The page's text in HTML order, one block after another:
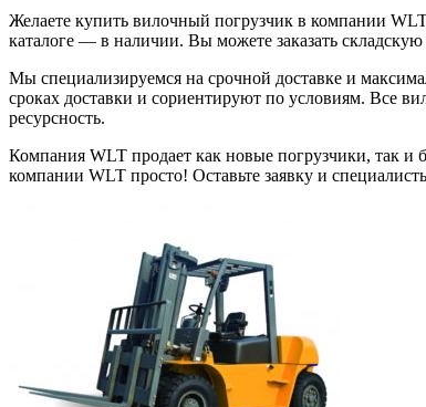
Желаете купить вилочный погрузчик в компании
каталоге — в наличии. Вы можете заказать
Мы специализируемся на срочной доставке и
сроках доставки и сориентируют по условиям. Все
ресурсность.
Компания WLT продает как новые погрузчики, так и
компании WLT просто! Оставьте заявку и